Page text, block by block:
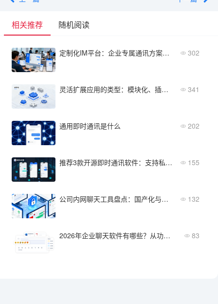
相关推荐 随机阅读
定制化IM平台：企业专属通讯方案怎么选？ 302
灵活扩展应用的类型：模块化、插件化、API化如何选择 341
通用即时通讯是什么 202
推荐3款开源即时通讯软件：支持私有化部署 155
公司内网聊天工具盘点：国产化与私有化方案深度对比 132
2026年企业聊天软件有哪些？从功能到部署全维度对比 83